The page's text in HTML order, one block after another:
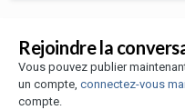
Rejoindre la
Vous pouvez publier
un compte, connectez-vous
compte.